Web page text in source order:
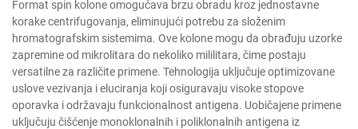
Format spin kolone omogućava brzu obradu kroz jednostavne
korake centrifugovanja, eliminujući potrebu za složenim
hromatografskim sistemima. Ove kolone mogu da obrađuju uzorke
zapremine od mikrolitara do nekoliko mililitara, čime postaju
versatilne za različite primene. Tehnologija uključuje optimizovane
uslove vezivanja i eluciranja koji osiguravaju visoke stopove
oporavka i održavaju funkcionalnost antigena. Uobičajene primene
uključuju čišćenje monoklonalnih i poliklonalnih antigena iz